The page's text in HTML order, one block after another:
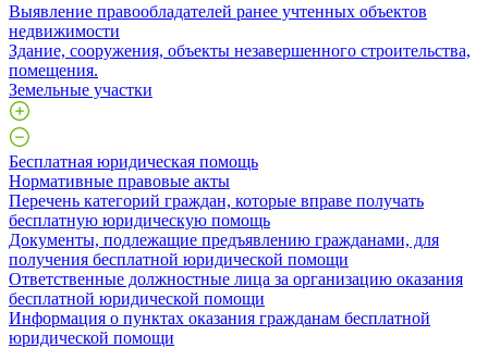
Выявление правообладателей ранее учтенных объектов
недвижимости
​Здание, сооружения, объекты незавершенного строительства,
помещения.
Земельные участки
Бесплатная юридическая помощь
Нормативные правовые акты
Перечень категорий граждан, которые вправе получать
бесплатную юридическую помощь
Документы, подлежащие предъявлению гражданами, для
получения бесплатной юридической помощи
Ответственные должностные лица за организацию оказания
бесплатной юридической помощи
Информация о пунктах оказания гражданам бесплатной
юридической помощи